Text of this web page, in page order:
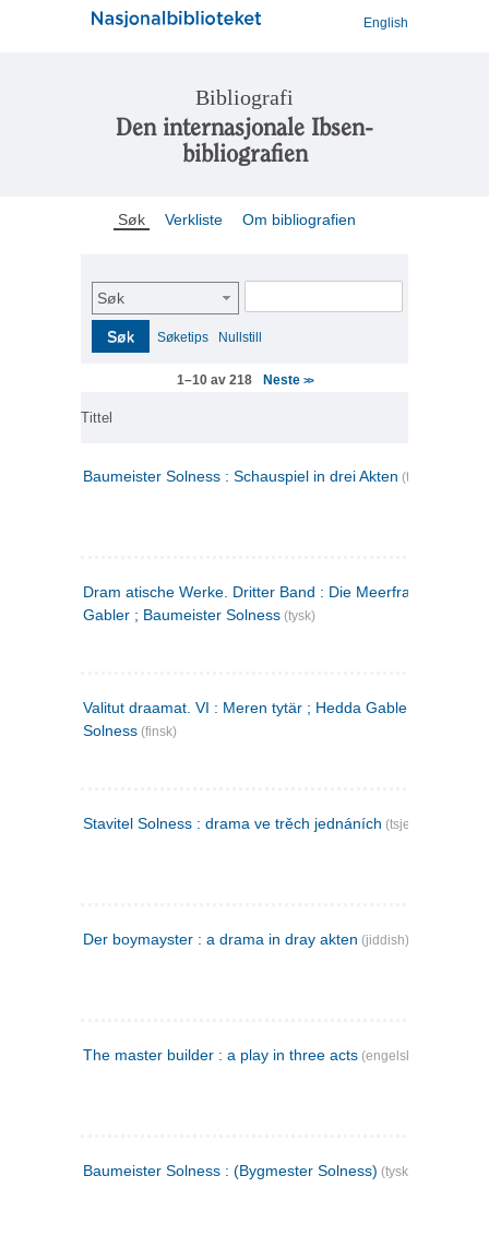
English
Bibliografi
Den internasjonale Ibsen-
bibliografien
Søk Verkliste Om bibliografien
Søk
Søk Søketips Nullstill
1–10 av 218 Neste >>
Tittel
Baumeister Solness : Schauspiel in drei Akten (tysk)
Dram atische Werke. Dritter Band : Die Meerfrau ; Hedda
Gabler ; Baumeister Solness (tysk)
Valitut draamat. VI : Meren tytär ; Hedda Gabler ;
Solness (finsk)
Stavitel Solness : drama ve trěch jednáních (tsjekkisk)
Der boymayster : a drama in dray akten (jiddish)
The master builder : a play in three acts (engelsk)
Baumeister Solness : (Bygmester Solness) (tysk)